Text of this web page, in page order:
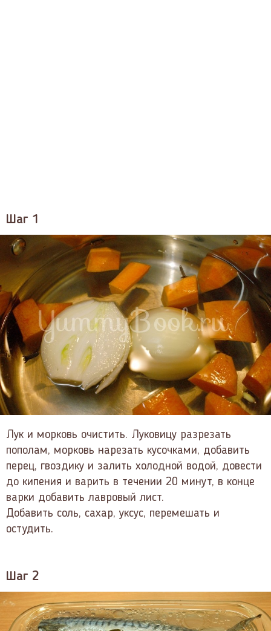
Шаг 1
Лук и морковь очистить. Луковицу разрезать
пополам, морковь нарезать кусочками, добавить
перец, гвоздику и залить холодной водой, довести
до кипения и варить в течении 20 минут, в конце
варки добавить лавровый лист.
Добавить соль, сахар, уксус, перемешать и
остудить.
Шаг 2